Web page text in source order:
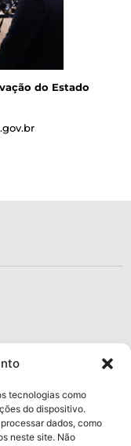
tecnologias como
do dispositivo.
dados, como
neste site. Não
do Estado